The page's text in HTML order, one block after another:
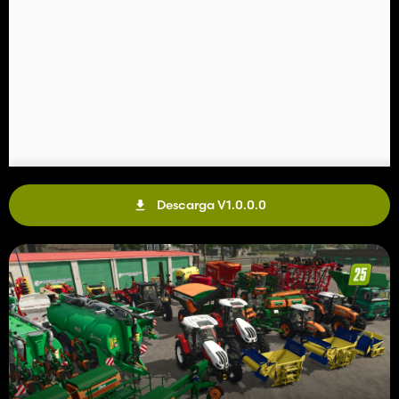
Descarga V1.0.0.0